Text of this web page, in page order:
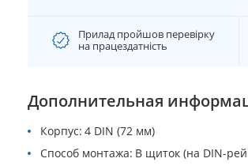
Прилад пройшов перевірку
на працездатність
Дополнительная
Корпус 4 DIN (72 мм)
Способ монтажа В щиток (на DIN-